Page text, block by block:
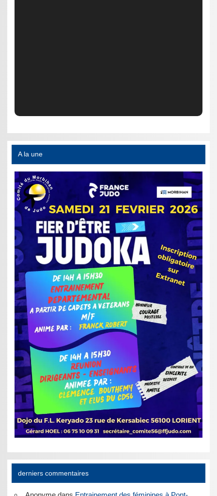
A la une
derniers commentaires